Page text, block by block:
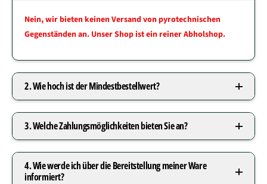
Nein, wir bieten keinen Versand von pyrotechnischen
Gegenständen an. Unser Shop ist ein reiner Abholshop.
2. Wie hoch ist der Mindestbestellwert?
3. Welche Zahlungsmöglichkeiten bieten Sie an?
4. Wie werde ich über die Bereitstellung meiner Ware
informiert?